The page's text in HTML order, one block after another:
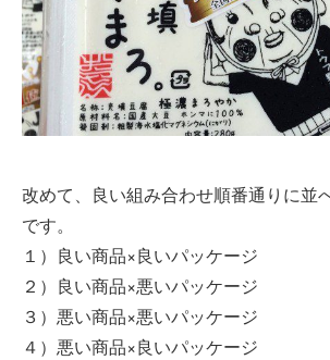
改めて、良い組み合わせ順番通りに並
です。
１）良い商品×良いパッケージ
２）良い商品×悪いパッケージ
３）悪い商品×悪いパッケージ
４）悪い商品×良いパッケージ